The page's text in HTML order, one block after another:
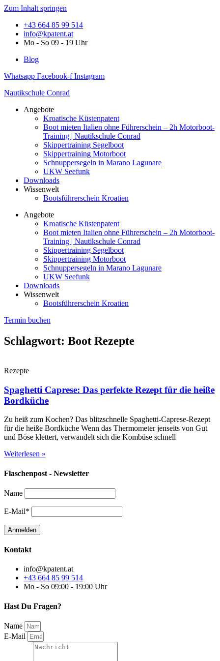
Zum Inhalt springen
+43 664 85 99 514
info@kpatent.at
Mo - So 09 - 19 Uhr
Blog
Whatsapp Facebook-f Instagram
Nautikschule Conrad
Angebote
Kroatische Küstenpatent
Boot mieten Italien ohne Führerschein – 2h Motorboot-
Training | Nautikschule Conrad
Skippertraining Segelboot
Skippertraining Motorboot
Schnuppersegeln in Marano Lagunare
UKW Seefunk
Downloads
Wissenwelt
Bootsführerschein Kroatien
Angebote
Kroatische Küstenpatent
Boot mieten Italien ohne Führerschein – 2h Motorboot-
Training | Nautikschule Conrad
Skippertraining Segelboot
Skippertraining Motorboot
Schnuppersegeln in Marano Lagunare
UKW Seefunk
Downloads
Wissenwelt
Bootsführerschein Kroatien
Termin buchen
Schlagwort: Boot Rezepte
Rezepte
Spaghetti Caprese: Das perfekte Rezept für die heiße
Bordküche
Zu heiß zum Kochen? Das blitzschnelle Spaghetti-Caprese-Rezept
für die heiße Bordküche Wenn das Thermometer jenseits von Gut
und Böse klettert, verwandelt sich die Kombüse schnell
Weiterlesen »
Flaschenpost - Newsletter
Name
E-Mail*
Kontakt
info@kpatent.at
+43 664 85 99 514
Mo - So 09:00 - 19:00 Uhr
Hast Du Fragen?
Name
E-Mail